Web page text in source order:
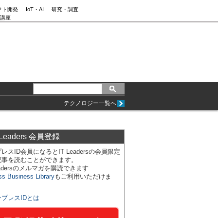
ト開発 IoT・AI
研究・調査
座
テクノロジー一覧へ
会員登録
スID会員になるとIT Leadersの会員限定
を読むことができます。
のメルマガを購読できます
Business Libraryもご利用いただけま
プレスIDとは